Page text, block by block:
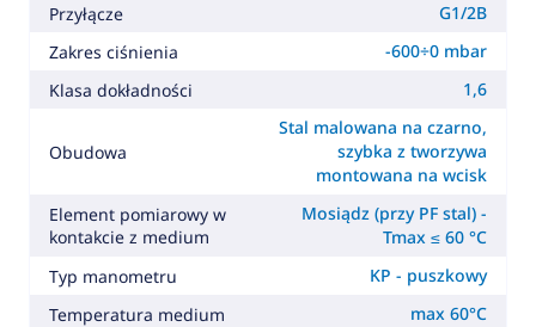
Przyłącze
G1/2B
Zakres ciśnienia
-600÷0 mbar
Klasa dokładności
1,6
Obudowa
Stal malowana na czarno,
szybka z tworzywa
montowana na wcisk
Element pomiarowy w
kontakcie z medium
Mosiądz (przy PF stal) -
Tmax ≤ 60 °C
Typ manometru
KP - puszkowy
Temperatura medium
max 60°C